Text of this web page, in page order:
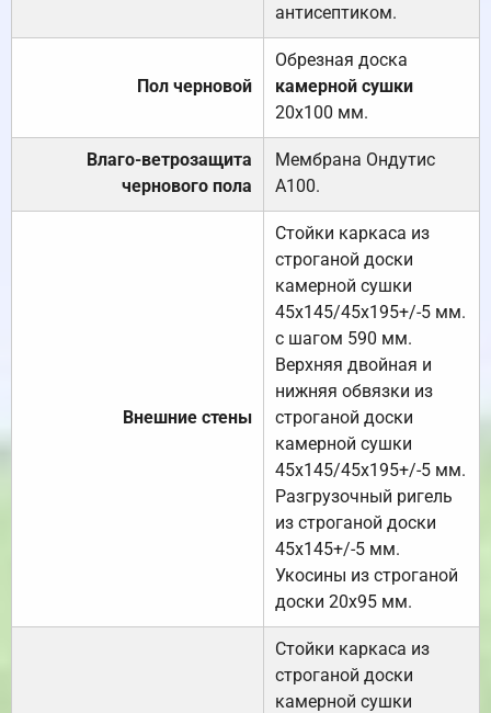
антисептиком.
Пол черновой
Обрезная доска
камерной сушки
20х100 мм.
Влаго-ветрозащита
чернового пола
Мембрана Ондутис
А100.
Внешние стены
Стойки каркаса из
строганой доски
камерной сушки
45х145/45х195+/-5 мм.
с шагом 590 мм.
Верхняя двойная и
нижняя обвязки из
строганой доски
камерной сушки
45х145/45х195+/-5 мм.
Разгрузочный ригель
из строганой доски
45х145+/-5 мм.
Укосины из строганой
доски 20х95 мм.
Стойки каркаса из
строганой доски
камерной сушки